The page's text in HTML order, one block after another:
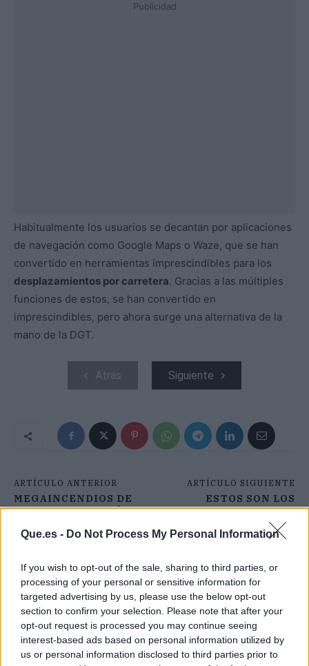
Que.es - Do Not Process My Personal Information
If you wish to opt-out of the sale, sharing to third parties, or
processing of your personal or sensitive information for
targeted advertising by us, please use the below opt-out
section to confirm your selection. Please note that after your
opt-out request is processed you may continue seeing
interest-based ads based on personal information utilized by
us or personal information disclosed to third parties prior to
Publicidad
Habitualmente los usuarios se decantan por aplicaciones
de navegación como Google Maps o Waze, que se han
convertido en herramientas imprescindibles para los
desplazamientos por carretera. Gracias a las múltiples
funciones de estos, se han convertido en
imprescindibles, pero ahora surge una alternativa de la
mano de la DGT.
Atrás Siguiente
ARTÍCULO ANTERIOR
MEGAINCENDIOS DE
SEXTA GENERACIÓN:
QUE ESTÁ CAMBIANDO
ARTÍCULO SIGUIENTE
ESTOS SON LOS
RIVALES DEL
VILLARREAL EN SU
REGRESO A LA
GIGANTES